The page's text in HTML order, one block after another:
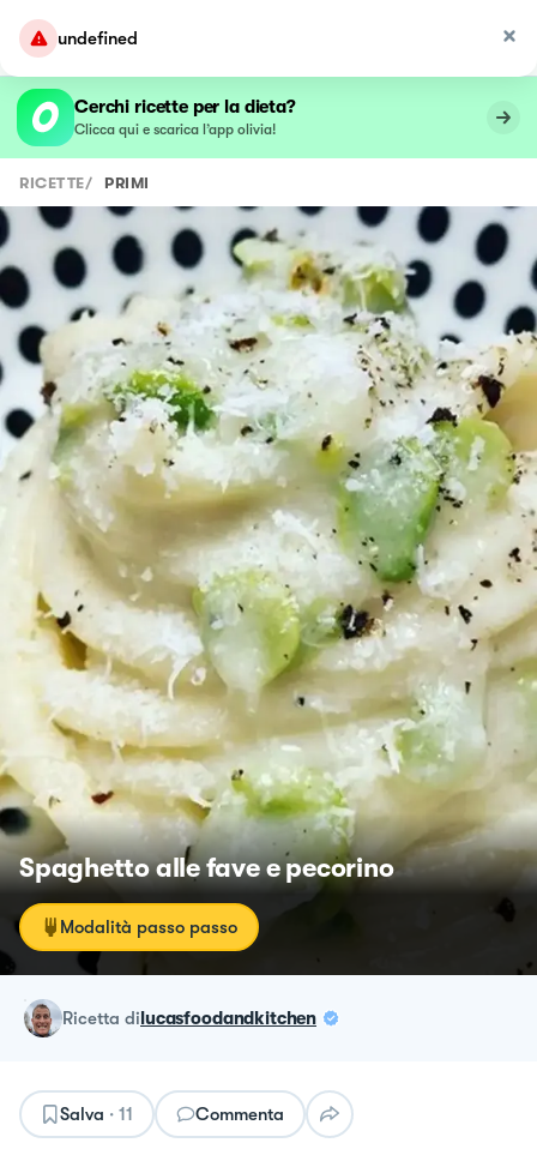
undefined
Cerchi ricette per la dieta?
Clicca qui e scarica l’app olivia!
RICETTE/ PRIMI
Spaghetto alle fave e pecorino
Modalità passo passo
ricetta dilucasfoodandkitchen
Salva · 11 Commenta